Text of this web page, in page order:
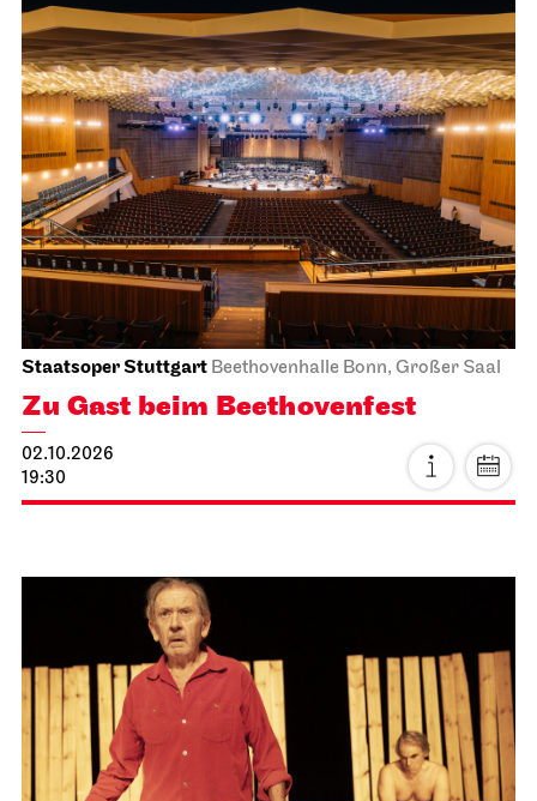
Staatsoper Stuttgart Beethovenhalle Bonn, Großer Saal
Zu Gast beim Beethovenfest
02.10.2026
19:30